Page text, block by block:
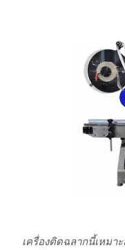
เครื่องติดฉลากนี้เหมา